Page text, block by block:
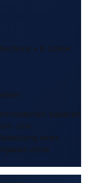
• 8 Links▾
basieren
und
eines
ohne